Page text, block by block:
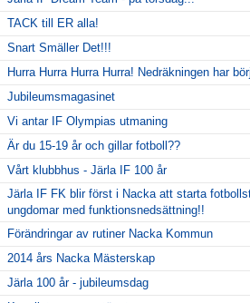
TACK till ER alla!
Snart Smäller Det!!!
Hurra Hurra Hurra Hurra! Nedräkningen har
Jubileumsmagasinet
Vi antar IF Olympias utmaning
Är du 15-19 år och gillar fotboll??
Vårt klubbhus - Järla IF 100 år
Järla IF FK blir först i Nacka att starta
ungdomar med funktionsnedsättning!!
Förändringar av rutiner Nacka Kommun
2014 års Nacka Mästerskap
Järla 100 år - jubileumsdag